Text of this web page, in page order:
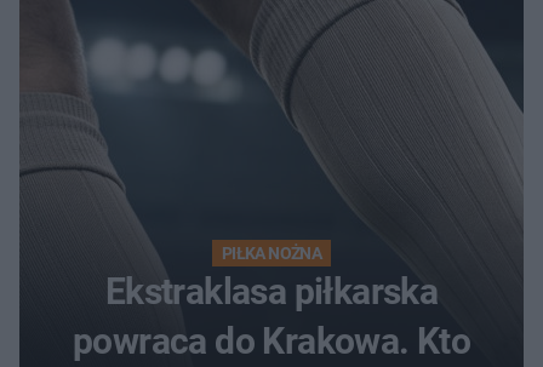
PIŁKA NOŻNA
Ekstraklasa piłkarska
powraca do Krakowa. Kto